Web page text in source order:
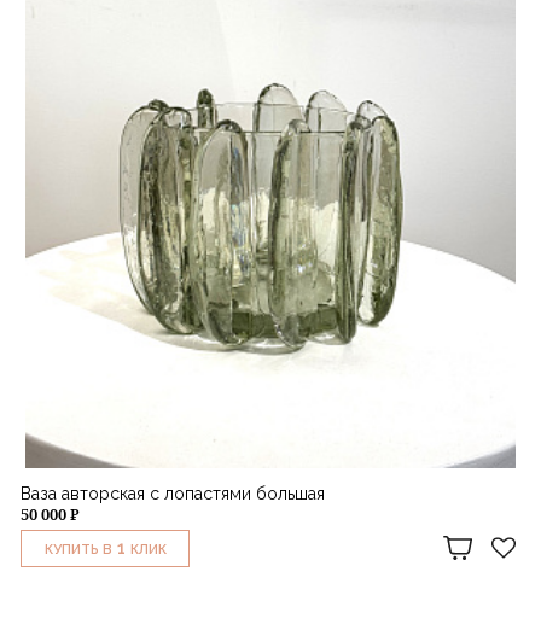
Ваза авторская с лопастями большая
50 000 ₽
КУПИТЬ В 1 КЛИК